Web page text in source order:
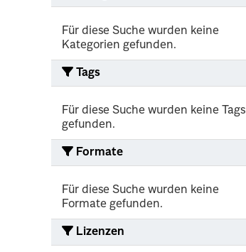
Für diese Suche wurden keine
Kategorien gefunden.
Tags
Für diese Suche wurden keine Tags
gefunden.
Formate
Für diese Suche wurden keine
Formate gefunden.
Lizenzen